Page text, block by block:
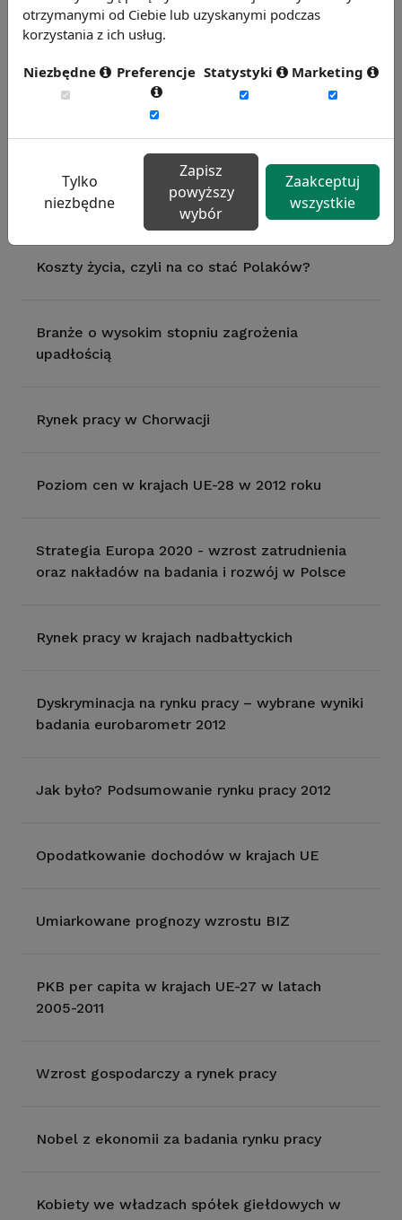
Prognozy PKB i inflacji na 2014 rok
Co przynosi nam Święty Mikołaj?
Iberyjski kryzys, czyli rynek pracy w Hiszpanii i
Portugalii
Koszty życia, czyli na co stać Polaków?
Branże o wysokim stopniu zagrożenia
upadłością
Rynek pracy w Chorwacji
Poziom cen w krajach UE-28 w 2012 roku
Strategia Europa 2020 - wzrost zatrudnienia
oraz nakładów na badania i rozwój w Polsce
Rynek pracy w krajach nadbałtyckich
Dyskryminacja na rynku pracy – wybrane wyniki
badania eurobarometr 2012
Jak było? Podsumowanie rynku pracy 2012
Opodatkowanie dochodów w krajach UE
Umiarkowane prognozy wzrostu BIZ
PKB per capita w krajach UE-27 w latach
2005-2011
Wzrost gospodarczy a rynek pracy
Nobel z ekonomii za badania rynku pracy
Kobiety we władzach spółek giełdowych w
otrzymanymi od Ciebie lub uzyskanymi podczas
korzystania z ich usług.
Niezbędne Preferencje Statystyki Marketing
Tylko
niezbędne
Zapisz
powyższy
wybór
Zaakceptuj
wszystkie